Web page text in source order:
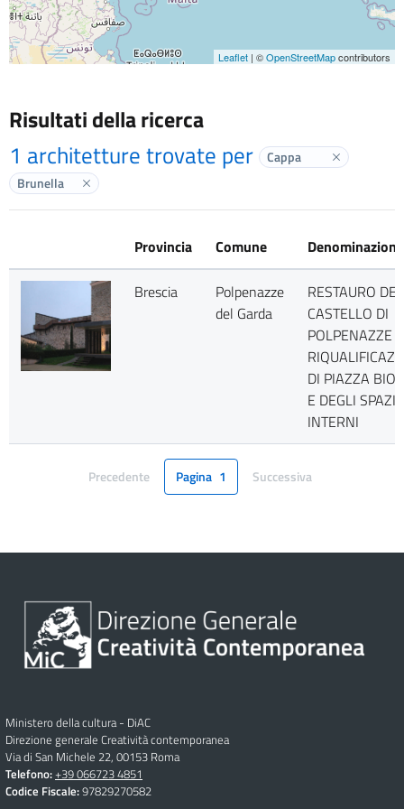
Leaflet | ©OpenStreetMapcontributors
Risultati della ricerca
1 architetture trovate per Cappa Elimina
Brunella Elimina label
Provincia Comune Denominazione
Brescia
Polpenazze
del Garda
RESTAURO DEL
CASTELLO DI
POLPENAZZE E
DI PIAZZA
E DEGLI SPAZI
INTERNI
Pagina
Precedente Pagina 1 Pagina
Successiva
Ministero della cultura - DiAC
Direzione generale Creatività contemporanea
Via di San Michele 22, 00153 Roma
Telefono:+39 066723 4851
Codice Fiscale:97829270582